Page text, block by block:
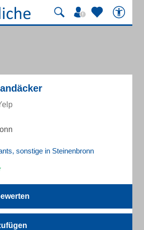
sonstige in Steinenbronn